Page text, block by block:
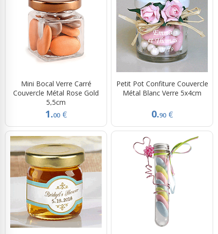
Mini Bocal Verre Carré
Couvercle Métal Rose Gold
5,5cm
1.00 €
Petit Pot Confiture Couvercle
Métal Blanc Verre 5x4cm
0.90 €